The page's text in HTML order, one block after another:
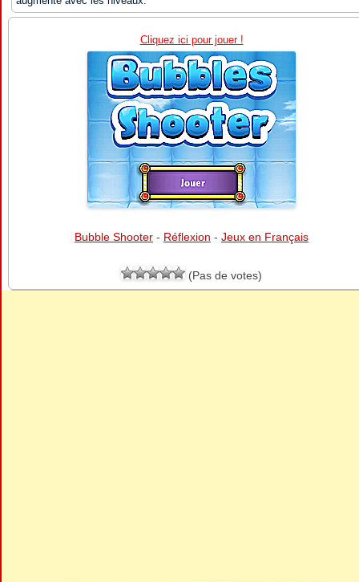
Cliquez ici pour jouer !
Bubble Shooter - Réflexion - Jeux en Français
(Pas de votes)